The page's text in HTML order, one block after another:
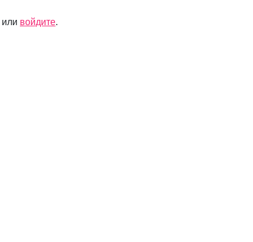
или войдите.